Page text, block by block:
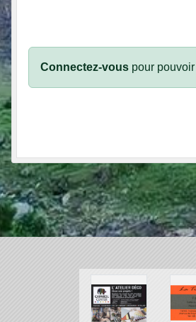
Connectez-vous pour